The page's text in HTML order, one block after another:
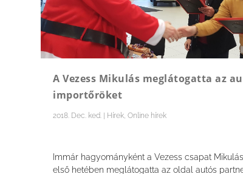
A Vezess Mikulás meglátogatta az
importőröket
2018. Dec. ked. Hírek,Online hírek
Immár hagyományként a Vezess csapat
első hetében meglátogatta az oldal autós